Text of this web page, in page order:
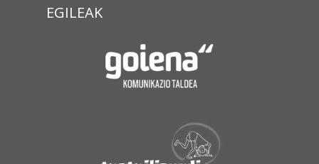
EGILEAK